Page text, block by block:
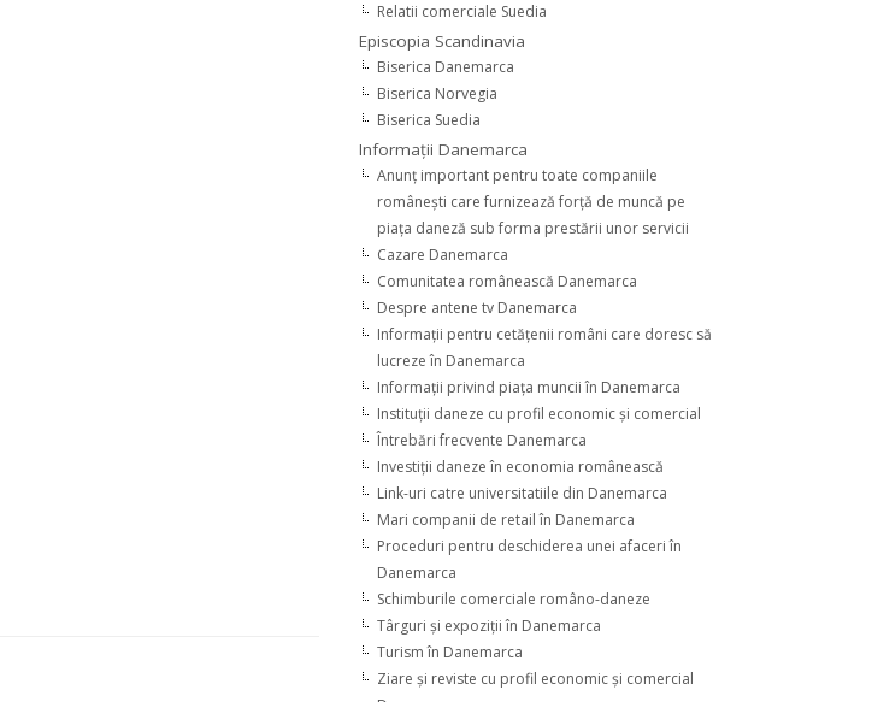
Relatii comerciale Suedia
Episcopia Scandinavia
Biserica Danemarca
Biserica Norvegia
Biserica Suedia
Informaţii Danemarca
Anunţ important pentru toate companiile
româneşti care furnizează forţă de muncă pe
piaţa daneză sub forma prestării unor servicii
Cazare Danemarca
Comunitatea românească Danemarca
Despre antene tv Danemarca
Informaţii pentru cetăţenii români care doresc să
lucreze în Danemarca
Informaţii privind piaţa muncii în Danemarca
Instituţii daneze cu profil economic şi comercial
Întrebări frecvente Danemarca
Investiţii daneze în economia românească
Link-uri catre universitatiile din Danemarca
Mari companii de retail în Danemarca
Proceduri pentru deschiderea unei afaceri în
Danemarca
Schimburile comerciale româno-daneze
Târguri şi expoziţii în Danemarca
Turism în Danemarca
Ziare şi reviste cu profil economic şi comercial